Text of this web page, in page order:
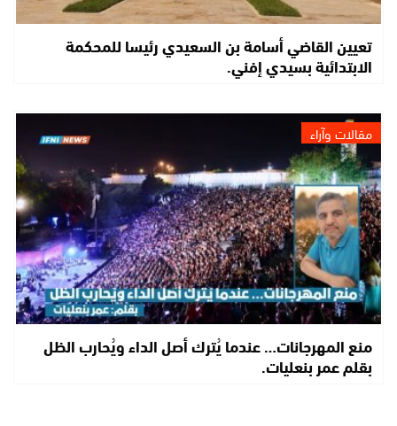
تعيين القاضي أسامة بن السعيدي رئيسا للمحكمة
الابتدائية بسيدي إفني.
مقالات وآراء
منع المهرجانات… عندما يُترك أصل الداء ويُحارب الظل
بقلم عمر بنعليات.